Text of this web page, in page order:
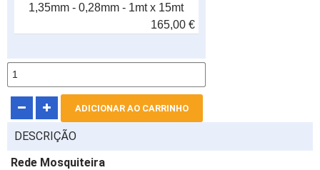
1,35mm - 0,28mm - 1mt x 15mt
165,00 €
DESCRIÇÃO
Rede Mosquiteira